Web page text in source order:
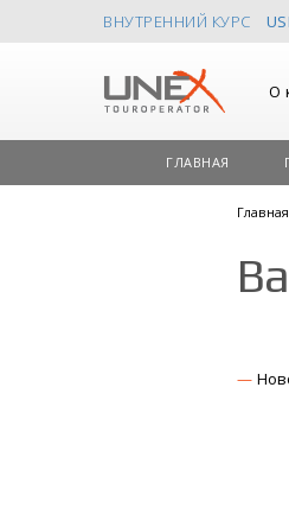
ВНУТРЕННИЙ КУРС
О
ГЛАВНАЯ
Главная